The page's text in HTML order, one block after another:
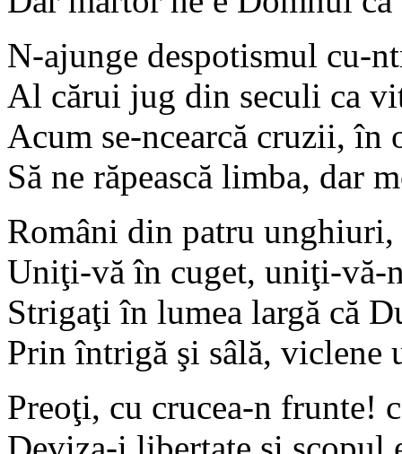
N-ajunge despotismul cu-
Al cărui jug din seculi ca
Acum se-ncearcă cruzii, în
Să ne răpească limba, dar
Români din patru
Uniţi-vă în cuget, uniţi-vă-
Strigaţi în lumea largă că
Prin întrigă şi sâlă, viclene
Preoţi, cu crucea-n frunte!